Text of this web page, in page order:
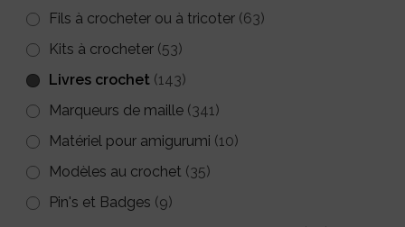
Fils à crocheter ou à tricoter (63)
Kits à crocheter (53)
Livres crochet (143)
Marqueurs de maille (341)
Matériel pour amigurumi (10)
Modèles au crochet (35)
Pin's et Badges (9)